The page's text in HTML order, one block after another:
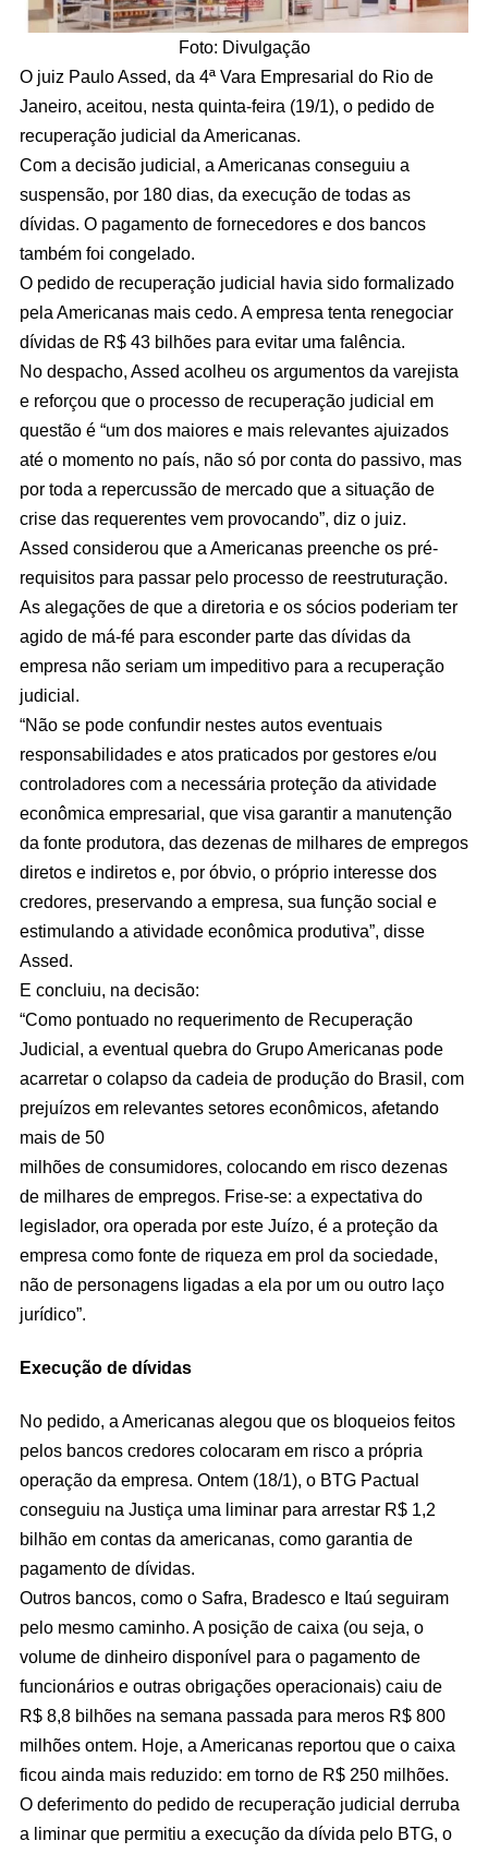
Foto: Divulgação
O juiz Paulo Assed, da 4ª Vara Empresarial do Rio de
Janeiro, aceitou, nesta quinta-feira (19/1), o pedido de
recuperação judicial da Americanas.
Com a decisão judicial, a Americanas conseguiu a
suspensão, por 180 dias, da execução de todas as
dívidas. O pagamento de fornecedores e dos bancos
também foi congelado.
O pedido de recuperação judicial havia sido formalizado
pela Americanas mais cedo. A empresa tenta renegociar
dívidas de R$ 43 bilhões para evitar uma falência.
No despacho, Assed acolheu os argumentos da varejista
e reforçou que o processo de recuperação judicial em
questão é “um dos maiores e mais relevantes ajuizados
até o momento no país, não só por conta do passivo, mas
por toda a repercussão de mercado que a situação de
crise das requerentes vem provocando”, diz o juiz.
Assed considerou que a Americanas preenche os pré-
requisitos para passar pelo processo de reestruturação.
As alegações de que a diretoria e os sócios poderiam ter
agido de má-fé para esconder parte das dívidas da
empresa não seriam um impeditivo para a recuperação
judicial.
“Não se pode confundir nestes autos eventuais
responsabilidades e atos praticados por gestores e/ou
controladores com a necessária proteção da atividade
econômica empresarial, que visa garantir a manutenção
da fonte produtora, das dezenas de milhares de empregos
diretos e indiretos e, por óbvio, o próprio interesse dos
credores, preservando a empresa, sua função social e
estimulando a atividade econômica produtiva”, disse
Assed.
E concluiu, na decisão:
“Como pontuado no requerimento de Recuperação
Judicial, a eventual quebra do Grupo Americanas pode
acarretar o colapso da cadeia de produção do Brasil, com
prejuízos em relevantes setores econômicos, afetando
mais de 50
milhões de consumidores, colocando em risco dezenas
de milhares de empregos. Frise-se: a expectativa do
legislador, ora operada por este Juízo, é a proteção da
empresa como fonte de riqueza em prol da sociedade,
não de personagens ligadas a ela por um ou outro laço
jurídico”.
Execução de dívidas
No pedido, a Americanas alegou que os bloqueios feitos
pelos bancos credores colocaram em risco a própria
operação da empresa. Ontem (18/1), o BTG Pactual
conseguiu na Justiça uma liminar para arrestar R$ 1,2
bilhão em contas da americanas, como garantia de
pagamento de dívidas.
Outros bancos, como o Safra, Bradesco e Itaú seguiram
pelo mesmo caminho. A posição de caixa (ou seja, o
volume de dinheiro disponível para o pagamento de
funcionários e outras obrigações operacionais) caiu de
R$ 8,8 bilhões na semana passada para meros R$ 800
milhões ontem. Hoje, a Americanas reportou que o caixa
ficou ainda mais reduzido: em torno de R$ 250 milhões.
O deferimento do pedido de recuperação judicial derruba
a liminar que permitiu a execução da dívida pelo BTG, o